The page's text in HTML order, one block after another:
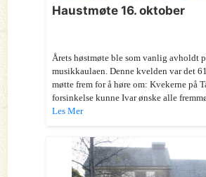
Haustmøte 16. oktober
Årets høstmøte ble som vanlig avholdt
musikkaulaen. Denne kvelden var det
møtte frem for å høre om: Kvekerne på
forsinkelse kunne Ivar ønske alle
Les Mer